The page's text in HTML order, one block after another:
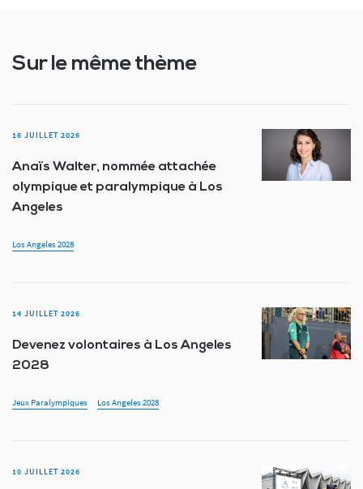
Sur le même thème
16 JUILLET 2026
Anaïs Walter, nommée attachée
olympique et paralympique à Los
Angeles
Los Angeles 2028
14 JUILLET 2026
Devenez volontaires à Los Angeles
2028
Jeux Paralympiques Los Angeles 2028
10 JUILLET 2026